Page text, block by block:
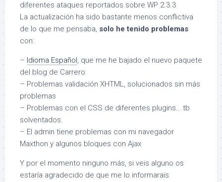
diferentes ataques reportados sobre WP 2.3.3
La actualización ha sido bastante menos conflictiva
de lo que me pensaba, solo he tenido problemas
con:
– Idioma Español, que me he bajado el nuevo paquete
del blog de Carrero
– Problemas validación XHTML, solucionados sin más
problemas
– Problemas con el CSS de diferentes plugins… tb
solventados.
– El admin tiene problemas con mi navegador
Maxthon y algunos bloques con Ajax
Y por el momento ninguno más, si veis alguno os
estaría agradecido de que me lo informarais.